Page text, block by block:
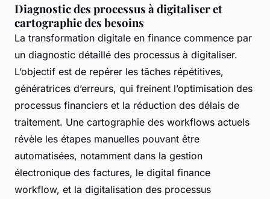
Diagnostic des processus à digitaliser et
cartographie des besoins
La transformation digitale en finance commence par
un diagnostic détaillé des processus à digitaliser.
L’objectif est de repérer les tâches répétitives,
génératrices d’erreurs, qui freinent l’optimisation des
processus financiers et la réduction des délais de
traitement. Une cartographie des workflows actuels
révèle les étapes manuelles pouvant être
automatisées, notamment dans la gestion
électronique des factures, le digital finance
workflow, et la digitalisation des processus